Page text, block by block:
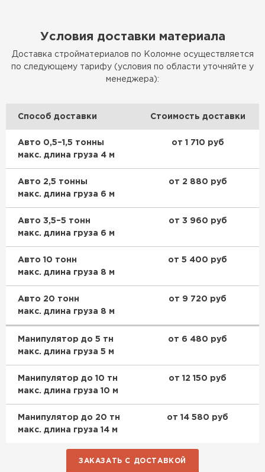
Условия доставки материала
Доставка стройматериалов по Коломне осуществляется
по следующему тарифу (условия по области уточняйте у
менеджера):
Способ доставки Стоимость доставки
Авто 0,5–1,5 тонны
макс. длина груза 4 м
от 1 710 руб
Авто 2,5 тонны
макс. длина груза 6 м
от 2 880 руб
Авто 3,5–5 тонн
макс. длина груза 6 м
от 3 960 руб
Авто 10 тонн
макс. длина груза 8 м
от 5 400 руб
Авто 20 тонн
макс. длина груза 8 м
от 9 720 руб
Манипулятор до 5 тн
макс. длина груза 5 м
от 6 480 руб
Манипулятор до 10 тн
макс. длина груза 10 м
от 12 150 руб
Манипулятор до 20 тн
макс. длина груза 14 м
от 14 580 руб
ЗАКАЗАТЬ С ДОСТАВКОЙ